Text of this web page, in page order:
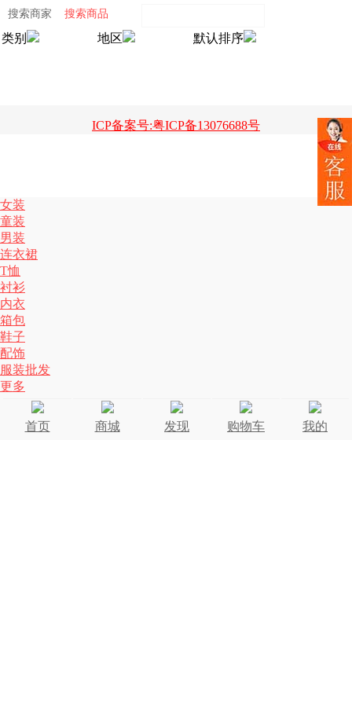
搜索商家 搜索商品
类别 地区 默认排序
ICP备案号:粤ICP备13076688号
女装
童装
男装
连衣裙
T恤
衬衫
内衣
箱包
鞋子
配饰
服装批发
更多
首页 商城 发现 购物车 我的